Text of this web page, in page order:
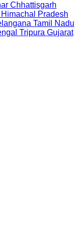
Chhattisgarh
Himachal Pradesh
Tamil Nadu
Tripura Gujarat